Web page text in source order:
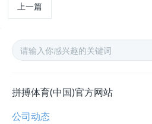
上一篇
拼搏体育(中国)官方网站
公司动态